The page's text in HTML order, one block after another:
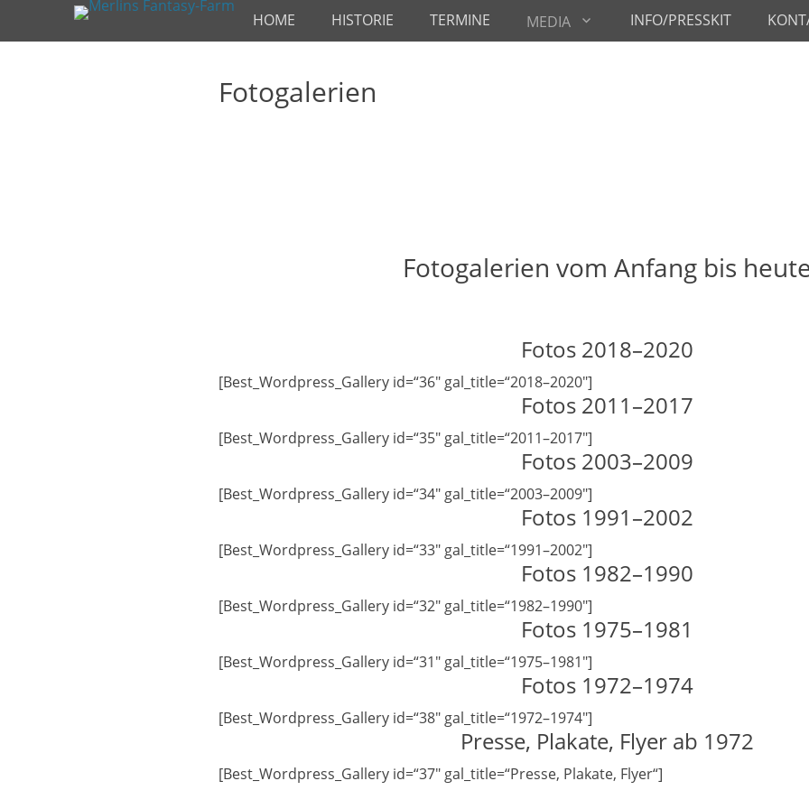
Primäres Menü
Zum
HOME HISTORIE TERMINE MEDIA INFO/PRESSKIT
Fotogalerien
Fotogalerien vom Anfang bis
Fotos 2018–2020
[Best_Wordpress_Gallery id=“36″ gal_title=“2018–2020″]
Fotos 2011–2017
[Best_Wordpress_Gallery id=“35″ gal_title=“2011–2017″]
Fotos 2003–2009
[Best_Wordpress_Gallery id=“34″ gal_title=“2003–2009″]
Fotos 1991–2002
[Best_Wordpress_Gallery id=“33″ gal_title=“1991–2002″]
Fotos 1982–1990
[Best_Wordpress_Gallery id=“32″ gal_title=“1982–1990″]
Fotos 1975–1981
[Best_Wordpress_Gallery id=“31″ gal_title=“1975–1981″]
Fotos 1972–1974
[Best_Wordpress_Gallery id=“38″ gal_title=“1972–1974″]
Presse, Plakate, Flyer ab 1972
[Best_Wordpress_Gallery id=“37″ gal_title=“Presse, Plakate, Flyer“]